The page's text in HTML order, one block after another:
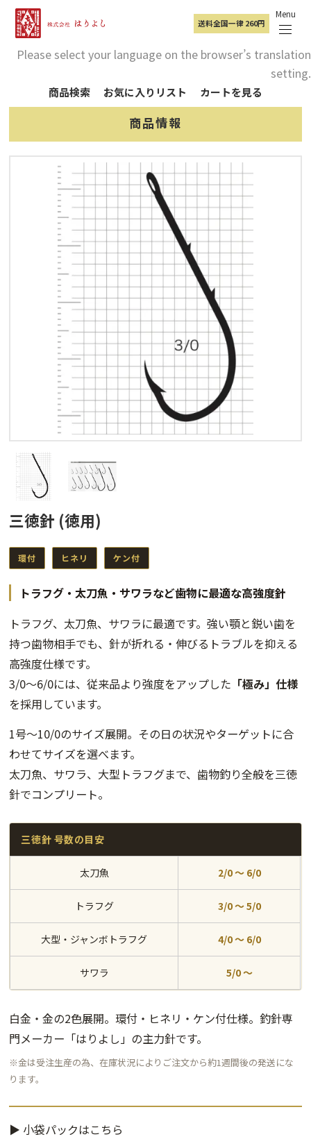
Menu
送料全国一律 260円
Please select your language on the browser’s translation
setting.
商品検索 お気に入りリスト カートを見る
商品情報
三徳針 (徳用)
環付 ヒネリ ケン付
トラフグ・太刀魚・サワラなど歯物に最適な高強度針
トラフグ、太刀魚、サワラに最適です。強い顎と鋭い歯を
持つ歯物相手でも、針が折れる・伸びるトラブルを抑える
高強度仕様です。
3/0〜6/0には、従来品より強度をアップした 「極み」仕様
を採用しています。
1号〜10/0のサイズ展開。その日の状況やターゲットに合
わせてサイズを選べます。
太刀魚、サワラ、大型トラフグまで、歯物釣り全般を三徳
針でコンプリート。
三徳針 号数の目安
太刀魚 2/0 〜 6/0
トラフグ 3/0 〜 5/0
大型・ジャンボトラフグ 4/0 〜 6/0
サワラ 5/0 〜
白金・金の2色展開。環付・ヒネリ・ケン付仕様。釣針専
門メーカー「はりよし」の主力針です。
※金は受注生産の為、在庫状況によりご注文から約1週間後の発送にな
ります。
▶ 小袋パックはこちら